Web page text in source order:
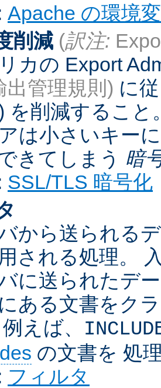
Apache の環境
削減 (訳注:
カの Export
出管理規則) に
を削減すること
は小さいキー
きてしまう 暗
SSL/TLS 暗号化
から送られる
される処理。
に送られたデ
ある文書をク
えば、
の文書を 処
フィルタ